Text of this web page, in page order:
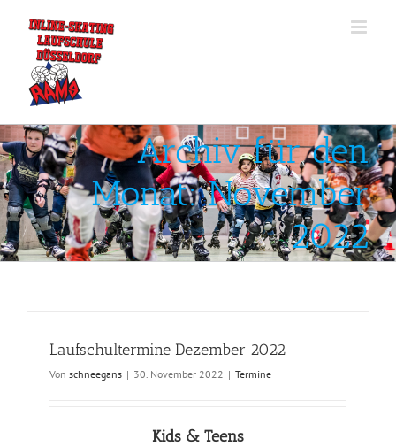
springen
Archiv für den
Monat:November
2022
Laufschultermine Dezember 2022
Von schneegans | 30. November 2022 | Termine
Kids & Teens